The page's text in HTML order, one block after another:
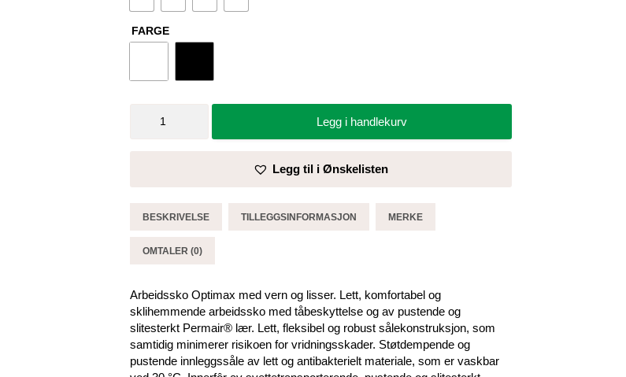
FARGE
Optimax
antall
Legg i handlekurv
Legg til i Ønskelisten
BESKRIVELSE TILLEGGSINFORMASJON MERKE
OMTALER (0)
Arbeidssko Optimax med vern og lisser. Lett, komfortabel og
sklihemmende arbeidssko med tåbeskyttelse og av pustende og
slitesterkt Permair® lær. Lett, fleksibel og robust sålekonstruksjon, som
samtidig minimerer risikoen for vridningsskader. Støtdempende og
pustende innleggssåle av lett og antibakterielt materiale, som er vaskbar